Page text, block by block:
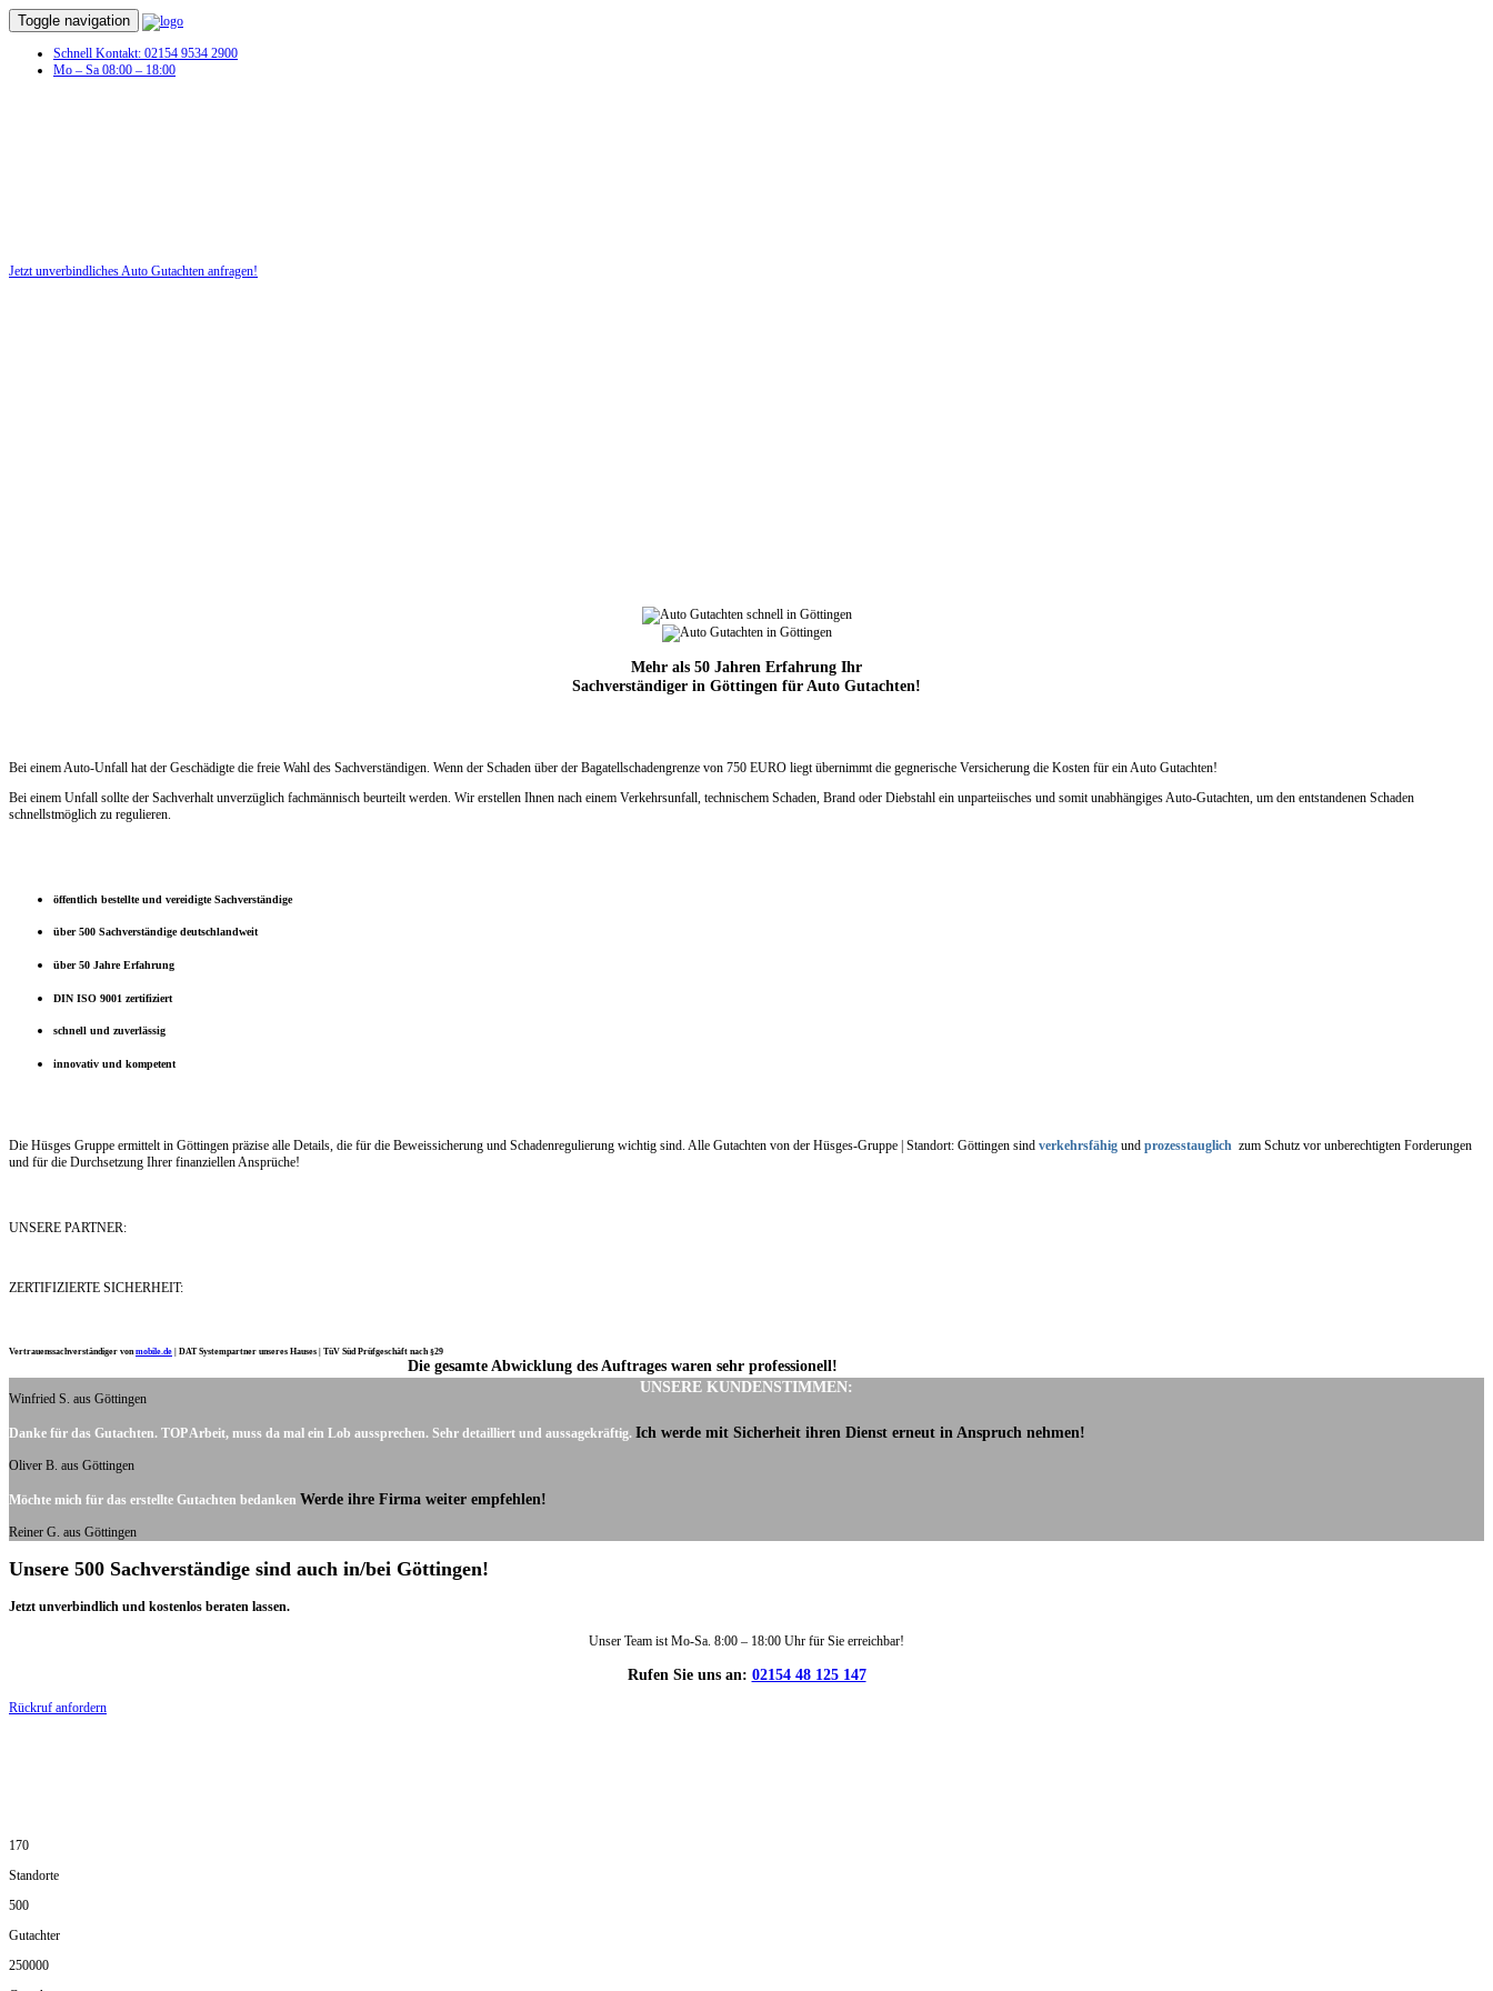
Toggle navigation
Schnell Kontakt: 02154 9534 2900
Mo – Sa 08:00 – 18:00
Jetzt unverbindliches Auto Gutachten anfragen!
Mehr als 50 Jahren Erfahrung Ihr
Sachverständiger in Göttingen für Auto Gutachten!
Bei einem Auto-Unfall hat der Geschädigte die freie Wahl des Sachverständigen. Wenn der Schaden über der Bagatellschadengrenze von 750 EURO liegt übernimmt die gegnerische Versicherung die Kosten für ein Auto Gutachten!
Bei einem Unfall sollte der Sachverhalt unverzüglich fachmännisch beurteilt werden. Wir erstellen Ihnen nach einem Verkehrsunfall, technischem Schaden, Brand oder Diebstahl ein unparteiisches und somit unabhängiges Auto-Gutachten, um den entstandenen Schaden
schnellstmöglich zu regulieren.
öffentlich bestellte und vereidigte Sachverständige
über 500 Sachverständige deutschlandweit
über 50 Jahre Erfahrung
DIN ISO 9001 zertifiziert
schnell und zuverlässig
innovativ und kompetent
Die Hüsges Gruppe ermittelt in Göttingen präzise alle Details, die für die Beweissicherung und Schadenregulierung wichtig sind. Alle Gutachten von der Hüsges-Gruppe | Standort: Göttingen sind verkehrsfähig und prozesstauglich zum Schutz vor unberechtigten Forderungen
und für die Durchsetzung Ihrer finanziellen Ansprüche!
UNSERE PARTNER:
ZERTIFIZIERTE SICHERHEIT:
Vertrauenssachverständiger vonmobile.de DAT Systempartner unseres Hauses | TüV Süd Prüfgeschäft nach §29
UNSERE KUNDENSTIMMEN:
Die gesamte Abwicklung des Auftrages waren sehr professionell!
Winfried S. aus Göttingen
Danke für das Gutachten. TOP Arbeit, muss da mal ein Lob aussprechen. Sehr detailliert und aussagekräftig. Ich werde mit Sicherheit ihren Dienst erneut in Anspruch nehmen!
Oliver B. aus Göttingen
Möchte mich für das erstellte Gutachten bedanken Werde ihre Firma weiter empfehlen!
Reiner G. aus Göttingen
Unsere 500 Sachverständige sind auch in/bei Göttingen!
Jetzt unverbindlich und kostenlos beraten lassen.
Unser Team ist Mo-Sa. 8:00 – 18:00 Uhr für Sie erreichbar!
Rufen Sie uns an: 02154 48 125 147
Rückruf anfordern
170
Standorte
500
Gutachter
250000